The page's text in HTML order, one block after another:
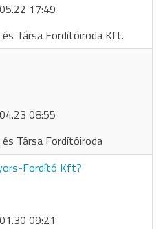
17:49
és Társa Fordítóiroda Kft.
08:55
és Társa Fordítóiroda
Fordító Kft?
09:21